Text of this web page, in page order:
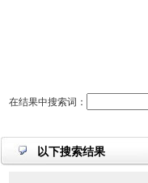
在结果中搜索词：
以下搜索结果